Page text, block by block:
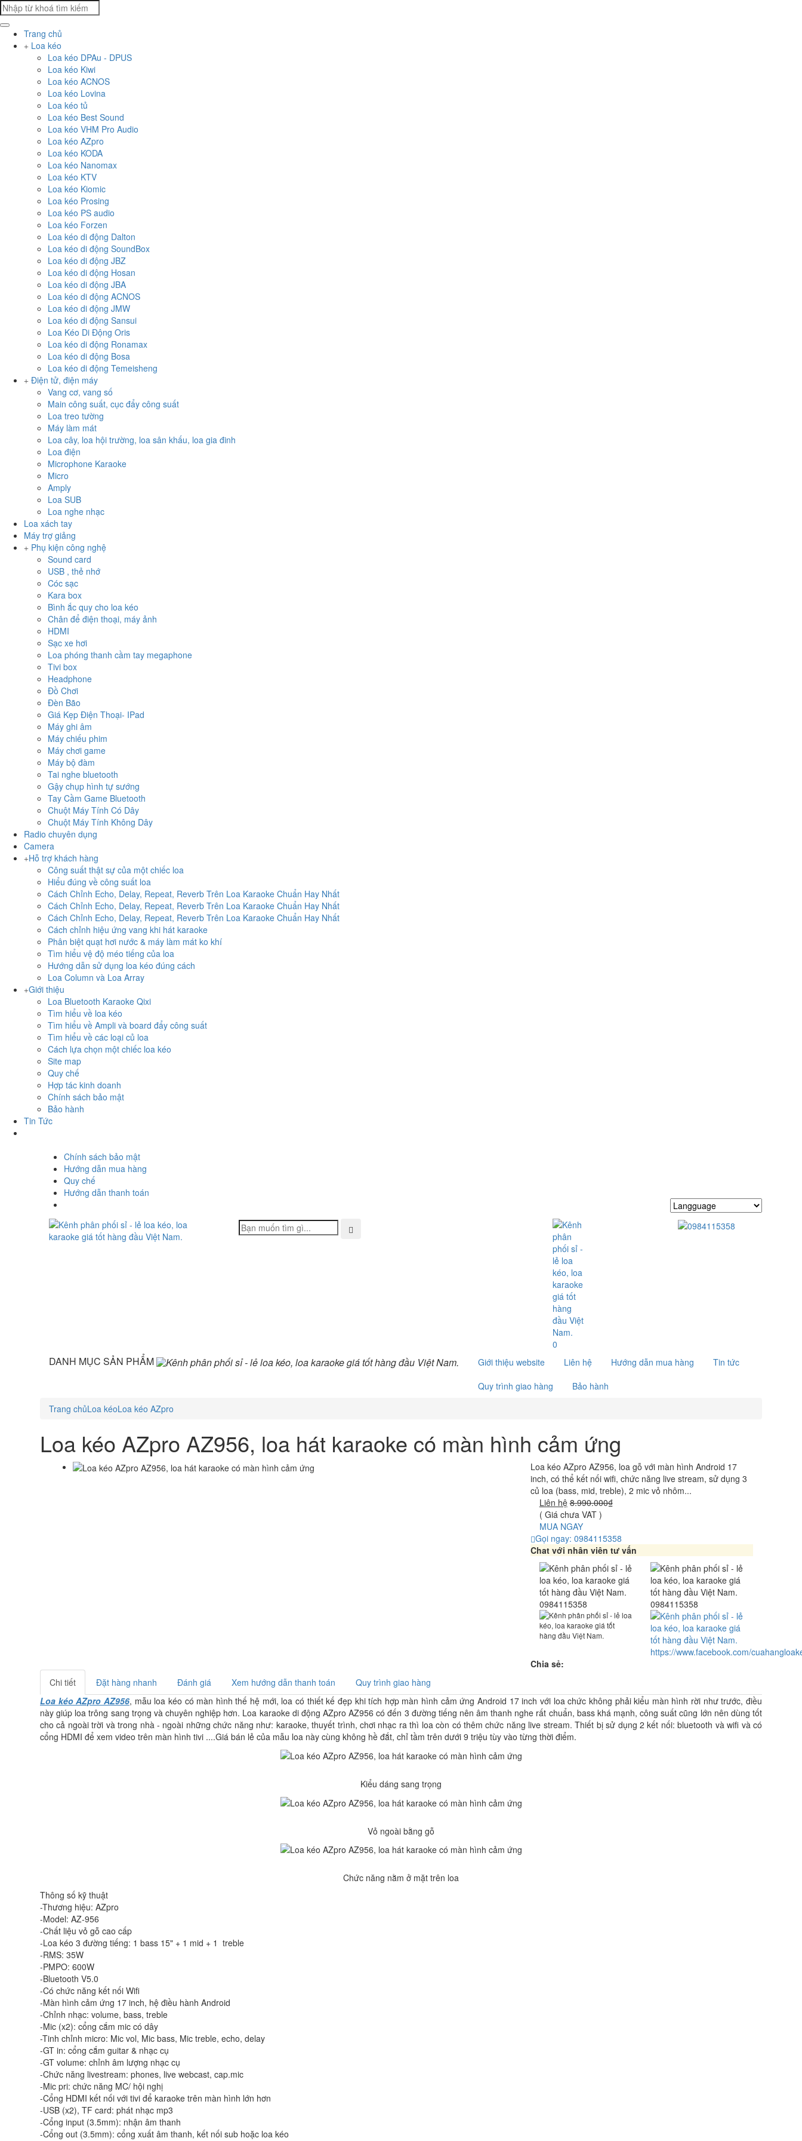
Trang chủ
Loa kéo
Loa kéo DPAu - DPUS
Loa kéo Kiwi
Loa kéo ACNOS
Loa kéo Lovina
Loa kéo tủ
Loa kéo Best Sound
Loa kéo VHM Pro Audio
Loa kéo AZpro
Loa kéo KODA
Loa kéo Nanomax
Loa kéo KTV
Loa kéo Kiomic
Loa kéo Prosing
Loa kéo PS audio
Loa kéo Forzen
Loa kéo di động Dalton
Loa kéo di động SoundBox
Loa kéo di động JBZ
Loa kéo di động Hosan
Loa kéo di động JBA
Loa kéo di động ACNOS
Loa kéo di động JMW
Loa kéo di động Sansui
Loa Kéo Di Động Oris
Loa kéo di động Ronamax
Loa kéo di động Bosa
Loa kéo di động Temeisheng
Điện tử, điện máy
Vang cơ, vang số
Main công suất, cục đẩy công suất
Loa treo tường
Máy làm mát
Loa cây, loa hội trường, loa sân khấu, loa gia đinh
Loa điện
Microphone Karaoke
Micro
Amply
Loa SUB
Loa nghe nhạc
Loa xách tay
Máy trợ giảng
Phụ kiện công nghệ
Sound card
USB , thẻ nhớ
Cóc sạc
Kara box
Bình ắc quy cho loa kéo
Chân để điện thoại, máy ảnh
HDMI
Sạc xe hơi
Loa phóng thanh cầm tay megaphone
Tivi box
Headphone
Đồ Chơi
Đèn Bão
Giá Kẹp Điện Thoại- IPad
Máy ghi âm
Máy chiếu phim
Máy chơi game
Máy bộ đàm
Tai nghe bluetooth
Gậy chụp hình tự sướng
Tay Cầm Game Bluetooth
Chuột Máy Tính Có Dây
Chuột Máy Tính Không Dây
Radio chuyên dụng
Camera
Hỗ trợ khách hàng
Công suất thật sự của một chiếc loa
Hiểu đúng về công suất loa
Cách Chỉnh Echo, Delay, Repeat, Reverb Trên Loa Karaoke Chuẩn Hay Nhất
Cách Chỉnh Echo, Delay, Repeat, Reverb Trên Loa Karaoke Chuẩn Hay Nhất
Cách Chỉnh Echo, Delay, Repeat, Reverb Trên Loa Karaoke Chuẩn Hay Nhất
Cách chỉnh hiệu ứng vang khi hát karaoke
Phân biệt quạt hơi nước & máy làm mát ko khí
Tìm hiểu vệ độ méo tiếng của loa
Hướng dẫn sử dụng loa kéo đúng cách
Loa Column và Loa Array
Giới thiệu
Loa Bluetooth Karaoke Qixi
Tìm hiểu về loa kéo
Tìm hiểu về Ampli và board đẩy công suất
Tìm hiểu về các loại củ loa
Cách lựa chọn một chiếc loa kéo
Site map
Quy chế
Hợp tác kinh doanh
Chính sách bảo mật
Bảo hành
Tin Tức
Chính sách bảo mật
Hướng dẫn mua hàng
Quy chế
Hướng dẫn thanh toán
0
DANH MỤC SẢN PHẨM Giới thiệu website Liên hệ Hướng dẫn mua hàng
Tin tức
Quy trình giao hàng
Bảo hành
Trang chủLoa kéoLoa kéo AZpro
Loa kéo AZpro AZ956, loa hát karaoke có màn hình cảm ứng
Loa kéo AZpro AZ956, loa gỗ với màn hình Android 17
inch, có thể kết nối wifi, chức năng live stream, sử dụng 3
củ loa (bass, mid, treble), 2 mic vỏ nhôm...
Liên hệ 8.990.000₫
( Giá chưa VAT )
MUA NGAY
Gọi ngay: 0984115358
Chat với nhân viên tư vấn
0984115358 0984115358
https://www.facebook.com/
Chia sẻ:
Chi tiết
Đặt hàng nhanh Đánh giá Xem hướng dẫn thanh toán
Quy trình giao hàng
Loa kéo AZpro AZ956, mẫu loa kéo có màn hình thế hệ mới, loa có thiết kế đẹp khi tích hợp màn hình cảm ứng Android 17 inch với loa chức không phải kiểu màn hình rời như trước, điều
này giúp loa trông sang trọng và chuyên nghiệp hơn. Loa karaoke di động AZpro AZ956 có đến 3 đường tiếng nên âm thanh nghe rất chuẩn, bass khá mạnh, công suất cũng lớn nên dùng tốt
cho cả ngoài trời và trong nhà - ngoài những chức năng như: karaoke, thuyết trình, chơi nhạc ra thì loa còn có thêm chức năng live stream. Thiết bị sử dụng 2 kết nối: bluetooth và wifi và có
cổng HDMI để xem video trên màn hình tivi ....Giá bán lẻ của mẫu loa này cùng không hề đắt, chỉ tầm trên dưới 9 triệu tùy vào từng thời điểm.
Kiểu dáng sang trọng
Vỏ ngoài bằng gỗ
Chức năng nằm ở mặt trên loa
Thông số kỹ thuật
-Thương hiệu: AZpro
-Model: AZ-956
-Chất liệu vỏ gỗ cao cấp
-Loa kéo 3 đường tiếng: 1 bass 15" + 1 mid + 1 treble
-RMS: 35W
-PMPO: 600W
-Bluetooth V5.0
-Có chức năng kết nối Wifi
-Màn hình cảm ứng 17 inch, hệ điều hành Android
-Chỉnh nhạc: volume, bass, treble
-Mic (x2): cổng cắm mic có dây
-Tinh chỉnh micro: Mic vol, Mic bass, Mic treble, echo, delay
-GT in: cổng cắm guitar & nhạc cụ
-GT volume: chỉnh âm lượng nhạc cụ
-Chức năng livestream: phones, live webcast, cap.mic
-Mic pri: chức năng MC/ hội nghị
-Cổng HDMI kết nối với tivi để karaoke trên màn hình lớn hơn
-USB (x2), TF card: phát nhạc mp3
-Cổng input (3.5mm): nhận âm thanh
-Cổng out (3.5mm): cổng xuất âm thanh, kết nối sub hoặc loa kéo